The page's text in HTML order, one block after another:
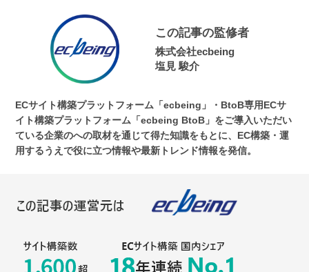
この記事の監修者
株式会社ecbeing
塩見 駿介
ECサイト構築プラットフォーム「ecbeing」・BtoB専用ECサ
イト構築プラットフォーム「ecbeing BtoB」をご導入いただい
ている企業のへの取材を通じて得た知識をもとに、EC構築・運
用するうえで役に立つ情報や最新トレンド情報を発信。